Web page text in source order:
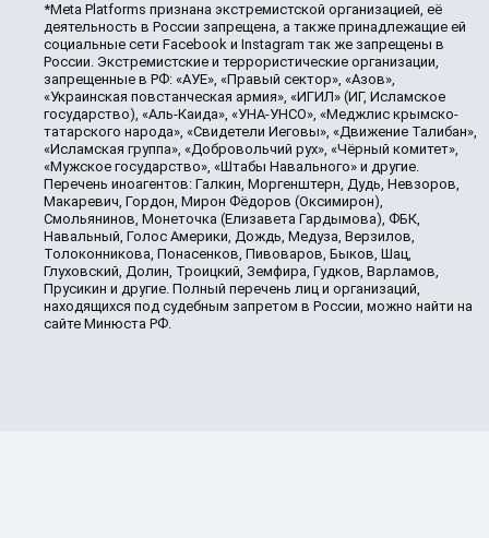
*Meta Platforms признана экстремистской организацией, её
деятельность в России запрещена, а также принадлежащие ей
социальные сети Facebook и Instagram так же запрещены в
России. Экстремистские и террористические организации,
запрещенные в РФ: «АУЕ», «Правый сектор», «Азов»,
«Украинская повстанческая армия», «ИГИЛ» (ИГ, Исламское
государство), «Аль-Каида», «УНА-УНСО», «Меджлис крымско-
татарского народа», «Свидетели Иеговы», «Движение Талибан»,
«Исламская группа», «Добровольчий рух», «Чёрный комитет»,
«Мужское государство», «Штабы Навального» и другие.
Перечень иноагентов: Галкин, Моргенштерн, Дудь, Невзоров,
Макаревич, Гордон, Мирон Фёдоров (Оксимирон),
Смольянинов, Монеточка (Елизавета Гардымова), ФБК,
Навальный, Голос Америки, Дождь, Медуза, Верзилов,
Толоконникова, Понасенков, Пивоваров, Быков, Шац,
Глуховский, Долин, Троицкий, Земфира, Гудков, Варламов,
Прусикин и другие. Полный перечень лиц и организаций,
находящихся под судебным запретом в России, можно найти на
сайте Минюста РФ.